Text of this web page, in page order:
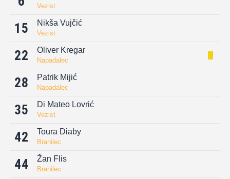
Vezist
15 Nikša Vujčić
Vezist
22 Oliver Kregar
Napadalec
28 Patrik Mijić
Napadalec
35 Di Mateo Lovrić
Vezist
42 Toura Diaby
Branilec
44 Žan Flis
Branilec